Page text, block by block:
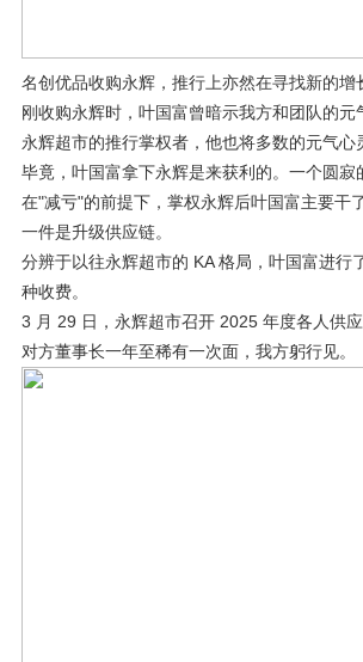
名创优品收购永辉，推行上亦然在寻找新的增
刚收购永辉时，叶国富曾暗示我方和团队的
永辉超市的推行掌权者，他也将多数的元气心
毕竟，叶国富拿下永辉是来获利的。一个圆
在"减亏"的前提下，掌权永辉后叶国富主要干
一件是升级供应链。
分辨于以往永辉超市的 KA 格局，叶国富进
种收费。
3 月 29 日，永辉超市召开 2025 年度各人供
对方董事长一年至稀有一次面，我方躬行见。